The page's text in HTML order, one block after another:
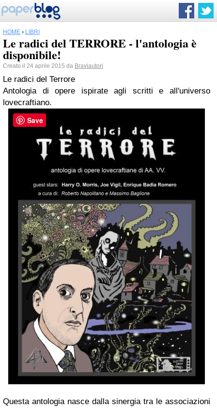
HOME › LIBRI
Le radici del TERRORE - l'antologia è
disponibile!
Creato il 24 aprile 2015 da Braviautori
Le radici del Terrore
Antologia di opere ispirate agli scritti e all'universo
lovecraftiano.
Questa antologia nasce dalla sinergia tra le associazioni
Save